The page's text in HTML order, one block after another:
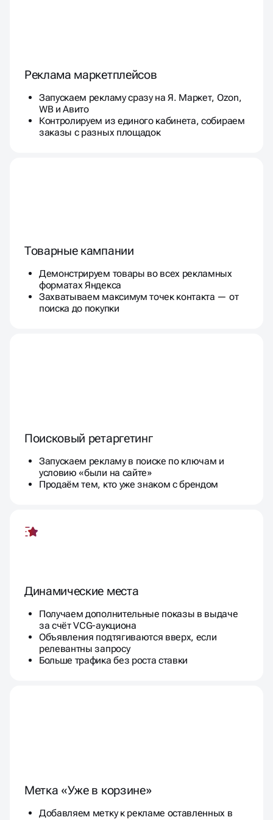
Реклама маркетплейсов
Запускаем рекламу сразу на Я. Маркет, Ozon,
WB и Авито
Контролируем из единого кабинета, собираем
заказы с разных площадок
Товарные кампании
Демонстрируем товары во всех рекламных
форматах Яндекса
Захватываем максимум точек контакта — от
поиска до покупки
Поисковый ретаргетинг
Запускаем рекламу в поиске по ключам и
условию «были на сайте»
Продаём тем, кто уже знаком с брендом
Динамические места
Получаем дополнительные показы в выдаче
за счёт VCG-аукциона
Объявления подтягиваются вверх, если
релевантны запросу
Больше трафика без роста ставки
Метка «Уже в корзине»
Добавляем метку к рекламе оставленных в